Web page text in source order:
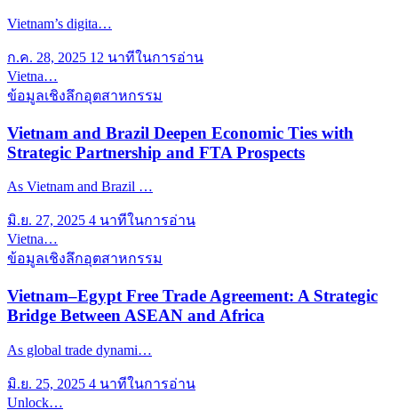
Vietnam’s digita…
ก.ค. 28, 2025 12 นาทีในการอ่าน
Vietna…
ข้อมูลเชิงลึกอุตสาหกรรม
Vietnam and Brazil Deepen Economic Ties with
Strategic Partnership and FTA Prospects
As Vietnam and Brazil …
มิ.ย. 27, 2025 4 นาทีในการอ่าน
Vietna…
ข้อมูลเชิงลึกอุตสาหกรรม
Vietnam–Egypt Free Trade Agreement: A Strategic
Bridge Between ASEAN and Africa
As global trade dynami…
มิ.ย. 25, 2025 4 นาทีในการอ่าน
Unlock…